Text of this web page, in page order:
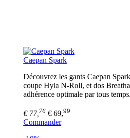
Caepan Spark
Découvrez les gants Caepan
coupe Hyla N-Roll, et dos
adhérence optimale par tous temps.
€ 77, 76 € 69,99
Commander